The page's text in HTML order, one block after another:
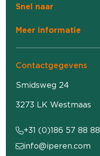
Snel naar
Meer informatie
Contactgegevens
Smidsweg 24
3273 LK Westmaas
+31 (0)186 57 88 88
info@iperen.com